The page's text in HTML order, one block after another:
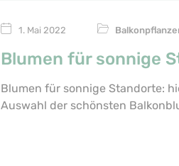
1. Mai 2022
Blumen für sonnige
Blumen für sonnige Standorte:
Auswahl der schönsten